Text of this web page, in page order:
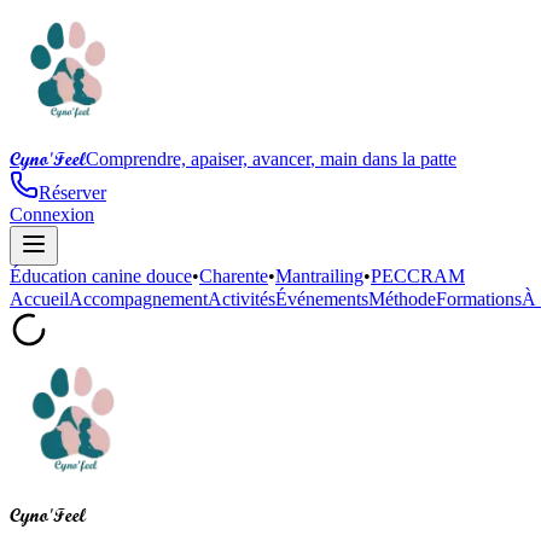
Cyno'FeelComprendre, apaiser, avancer, main dans la patte
Réserver
Connexion
Éducation canine douce•Charente•Mantrailing•PECCRAM
AccueilAccompagnementActivitésÉvénementsMéthodeFormationsÀ
Cyno'Feel